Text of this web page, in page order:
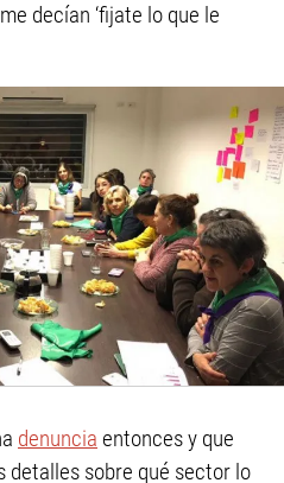
decían ‘fijate lo que le
denuncia entonces y que
detalles sobre qué sector lo